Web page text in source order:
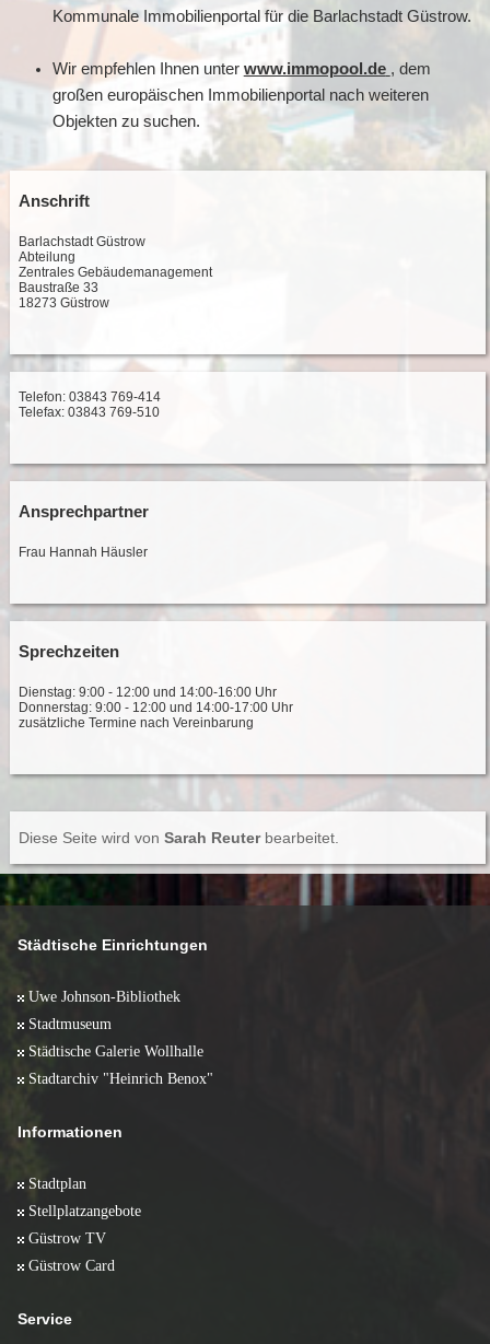
Kommunale Immobilienportal für die Barlachstadt Güstrow.
Wir empfehlen Ihnen unter www.immopool.de , dem
großen europäischen Immobilienportal nach weiteren
Objekten zu suchen.
Anschrift
Barlachstadt Güstrow
Abteilung
Zentrales Gebäudemanagement
Baustraße 33
18273 Güstrow
Telefon: 03843 769-414
Telefax: 03843 769-510
Ansprechpartner
Frau Hannah Häusler
Sprechzeiten
Dienstag: 9:00 - 12:00 und 14:00-16:00 Uhr
Donnerstag: 9:00 - 12:00 und 14:00-17:00 Uhr
zusätzliche Termine nach Vereinbarung
Diese Seite wird von Sarah Reuterbearbeitet.
Städtische Einrichtungen
Uwe Johnson-Bibliothek
Stadtmuseum
Städtische Galerie Wollhalle
Stadtarchiv "Heinrich Benox"
Informationen
Stadtplan
Stellplatzangebote
Güstrow TV
Güstrow Card
Service